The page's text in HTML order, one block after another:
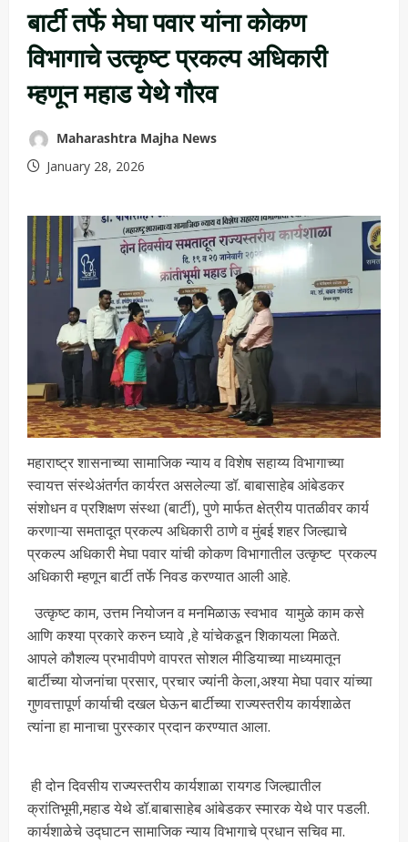
बार्टी तर्फे मेघा पवार यांना कोकण
विभागाचे उत्कृष्ट प्रकल्प अधिकारी
म्हणून महाड येथे गौरव
Maharashtra Majha News
January 28, 2026
महाराष्ट्र शासनाच्या सामाजिक न्याय व विशेष सहाय्य विभागाच्या
स्वायत्त संस्थेअंतर्गत कार्यरत असलेल्या डॉ. बाबासाहेब आंबेडकर
संशोधन व प्रशिक्षण संस्था (बार्टी), पुणे मार्फत क्षेत्रीय पातळीवर कार्य
करणाऱ्या समतादूत प्रकल्प अधिकारी ठाणे व मुंबई शहर जिल्ह्याचे
प्रकल्प अधिकारी मेघा पवार यांची कोकण विभागातील उत्कृष्ट प्रकल्प
अधिकारी म्हणून बार्टी तर्फे निवड करण्यात आली आहे.
उत्कृष्ट काम, उत्तम नियोजन व मनमिळाऊ स्वभाव यामुळे काम कसे
आणि कश्या प्रकारे करुन घ्यावे ,हे यांचेकडून शिकायला मिळते.
आपले कौशल्य प्रभावीपणे वापरत सोशल मीडियाच्या माध्यमातून
बार्टीच्या योजनांचा प्रसार, प्रचार ज्यांनी केला,अश्या मेघा पवार यांच्या
गुणवत्तापूर्ण कार्याची दखल घेऊन बार्टीच्या राज्यस्तरीय कार्यशाळेत
त्यांना हा मानाचा पुरस्कार प्रदान करण्यात आला.
ही दोन दिवसीय राज्यस्तरीय कार्यशाळा रायगड जिल्ह्यातील
क्रांतिभूमी,महाड येथे डॉ.बाबासाहेब आंबेडकर स्मारक येथे पार पडली.
कार्यशाळेचे उद्घाटन सामाजिक न्याय विभागाचे प्रधान सचिव मा.